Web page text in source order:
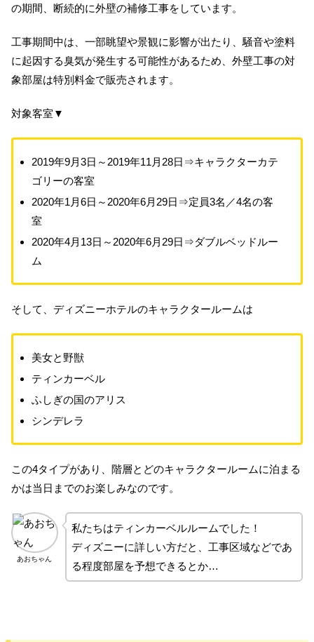
の期間、断続的に外壁の補修工事をしています。
工事期間中は、一部眺望や景観に影響が出たり、騒音や塗料
に起因する臭気が発生する可能性があるため、外壁工事の対
象部屋は特別料金で販売されます。
対象客室▼
2019年9月3日～2019年11月28日⇒キャラクターカテ
ゴリーの客室
2020年1月6日～2020年6月29日⇒定員3名／4名の客
室
2020年4月13日～2020年6月29日⇒ダブルベッドルー
ム
そして、ディズニーホテルのキャラクタールームは
美女と野獣
ティンカーベル
ふしぎの国のアリス
シンデレラ
この4タイプがあり、階層とどのキャラクタールームに泊まる
かは当日までのお楽しみなのです。
あおちゃん
私たちはティンカーベルルームでした！
ディズニーに詳しい方だと、工事区域などであ
る程度部屋を予想できるとか…